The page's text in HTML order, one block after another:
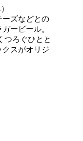
ーズなどとの
ービール。
つろぐひとと
クスがオリジ